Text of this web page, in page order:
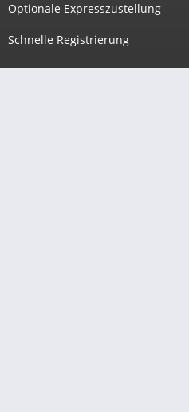
Optionale Expresszustellung
Schnelle Registrierung